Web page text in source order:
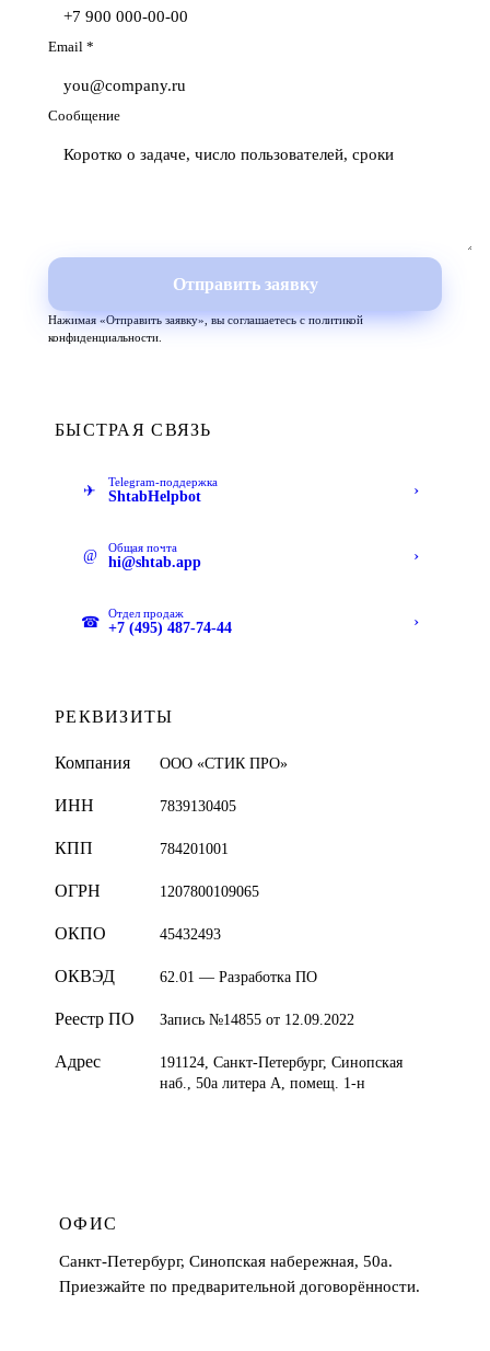
Email *
Сообщение
Отправить заявку
Нажимая «Отправить заявку», вы соглашаетесь с политикой
конфиденциальности
БЫСТРАЯ СВЯЗЬ
✈
Telegram-поддержка
ShtabHelpbot ›
@ Общая почта
hi@shtab.app ›
☎
Отдел продаж
+7 (495) 487-74-44 ›
РЕКВИЗИТЫ
Компания ООО «СТИК ПРО»
ИНН 7839130405
КПП 784201001
ОГРН 1207800109065
ОКПО 45432493
ОКВЭД 62.01 — Разработка ПО
Реестр ПО Запись №14855 от 12.09.2022
Адрес
191124, Санкт-Петербург, Синопская
наб., 50а литера А, помещ. 1-н
ОФИС
Санкт-Петербург, Синопская набережная, 50а.
Приезжайте по предварительной договорённости.